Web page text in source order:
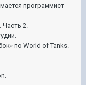
программист
2.
по World of Tanks.